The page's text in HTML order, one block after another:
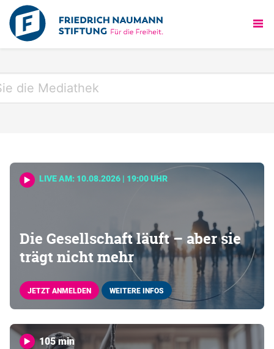
LIVE AM: 10.08.2026 | 19:00 UHR
Die Gesellschaft läuft – aber sie
trägt nicht mehr
JETZT ANMELDEN WEITERE INFOS
105 min